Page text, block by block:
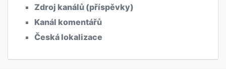
Zdroj kanálů (příspěvky)
Kanál komentářů
Česká lokalizace